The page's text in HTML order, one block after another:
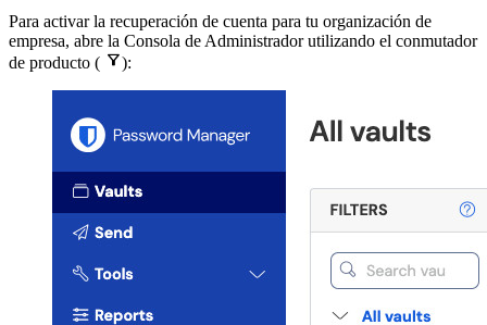
Para activar la recuperación de cuenta para tu organización de
empresa, abre la Consola de Administrador utilizando el conmutador
de producto ( ):